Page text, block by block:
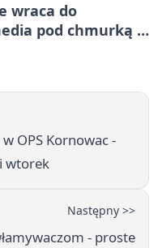
wraca do
pod chmurką w
OPS Kornowac -
wtorek
Następny >>
- proste